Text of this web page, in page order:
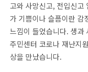
고와 사망신고, 전입신고
가 기쁨이나 슬픔이란 감
느낌이 들었습니다. 생과
주민센터 코로나 재난지
상을 만났습니다.